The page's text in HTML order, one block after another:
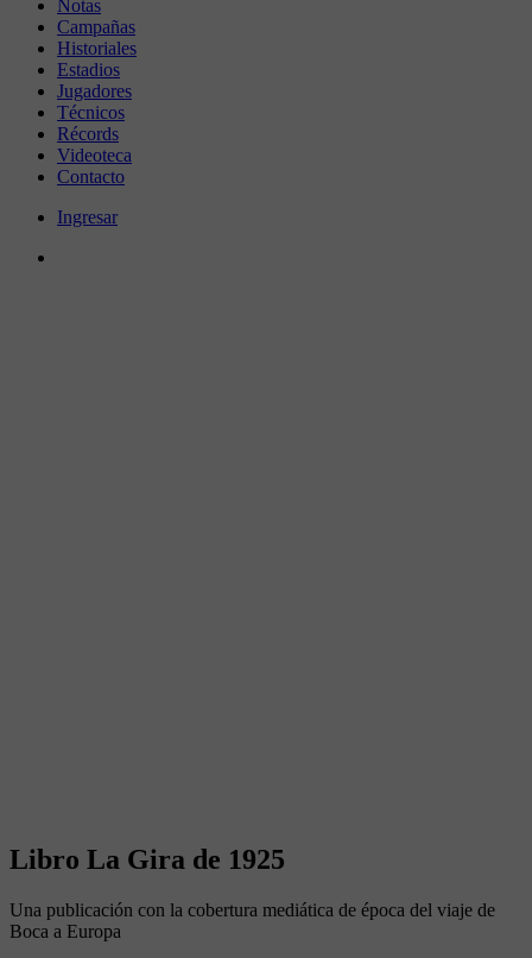
Notas
Campañas
Historiales
Estadios
Jugadores
Técnicos
Récords
Videoteca
Contacto
Ingresar
Libro La Gira de 1925
Una publicación con la cobertura mediática de época del viaje de
Boca a Europa